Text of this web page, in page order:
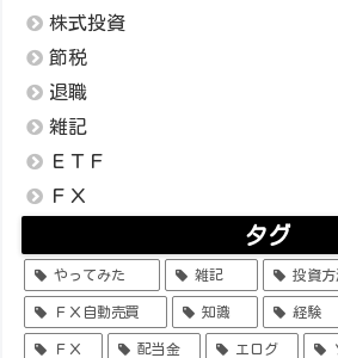
株式投資
節税
退職
雑記
ＥＴＦ
ＦＸ
タグ
やってみた 雑記 投資方
ＦＸ自動売買 知識 経験
ＦＸ 配当金 エログ